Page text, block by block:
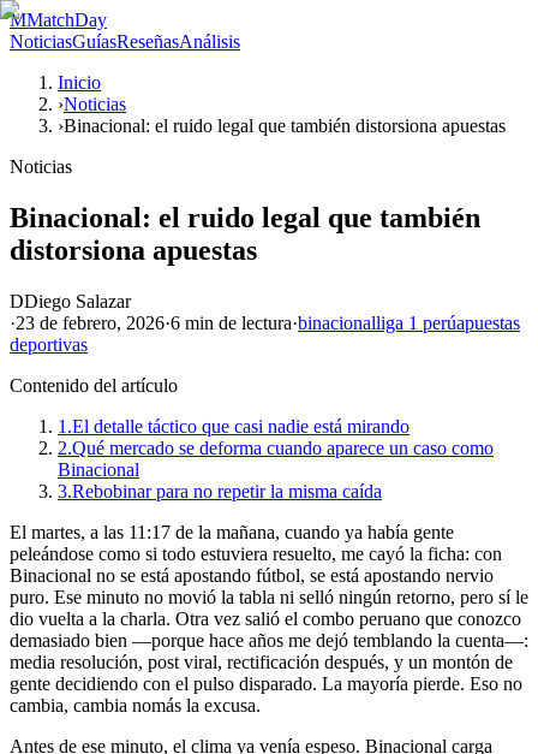
MMatchDay
NoticiasGuíasReseñasAnálisis
Inicio
›Noticias
›Binacional: el ruido legal que también distorsiona apuestas
Noticias
Binacional: el ruido legal que también
distorsiona apuestas
DDiego Salazar
·23 de febrero, 2026·6 min de lectura·binacionalliga 1 perúapuestas
deportivas
Contenido del artículo
1.El detalle táctico que casi nadie está mirando
2.Qué mercado se deforma cuando aparece un caso como
Binacional
3.Rebobinar para no repetir la misma caída
El martes, a las 11:17 de la mañana, cuando ya había gente
peleándose como si todo estuviera resuelto, me cayó la ficha: con
Binacional no se está apostando fútbol, se está apostando nervio
puro. Ese minuto no movió la tabla ni selló ningún retorno, pero sí le
dio vuelta a la charla. Otra vez salió el combo peruano que conozco
demasiado bien —porque hace años me dejó temblando la cuenta—:
media resolución, post viral, rectificación después, y un montón de
gente decidiendo con el pulso disparado. La mayoría pierde. Eso no
cambia, cambia nomás la excusa.
Antes de ese minuto, el clima ya venía espeso. Binacional carga